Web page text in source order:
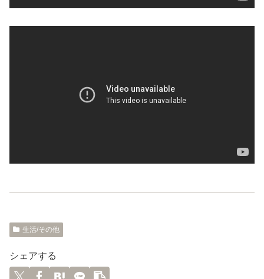
生活/その他
シェアする